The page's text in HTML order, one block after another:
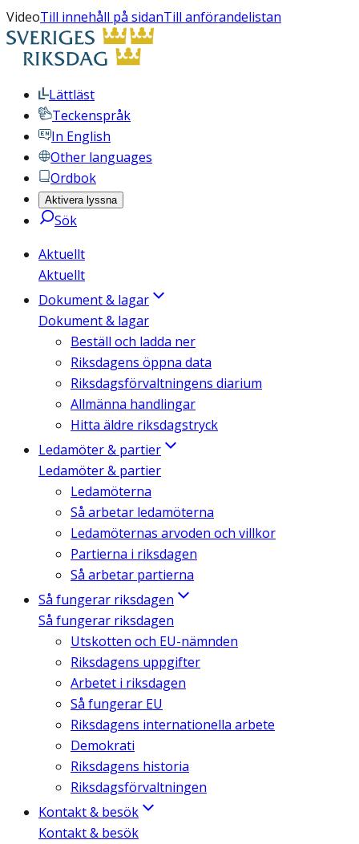
VideoTill innehåll på sidanTill anförandelistan
Lättläst
Teckenspråk
In English
Other languages
Ordbok
Aktivera lyssna
Sök
Aktuellt
Aktuellt
Dokument & lagar
Dokument & lagar
Beställ och ladda ner
Riksdagens öppna data
Riksdagsförvaltningens diarium
Allmänna handlingar
Hitta äldre riksdagstryck
Ledamöter & partier
Ledamöter & partier
Ledamöterna
Så arbetar ledamöterna
Ledamöternas arvoden och villkor
Partierna i riksdagen
Så arbetar partierna
Så fungerar riksdagen
Så fungerar riksdagen
Utskotten och EU-nämnden
Riksdagens uppgifter
Arbetet i riksdagen
Så fungerar EU
Riksdagens internationella arbete
Demokrati
Riksdagens historia
Riksdagsförvaltningen
Kontakt & besök
Kontakt & besök